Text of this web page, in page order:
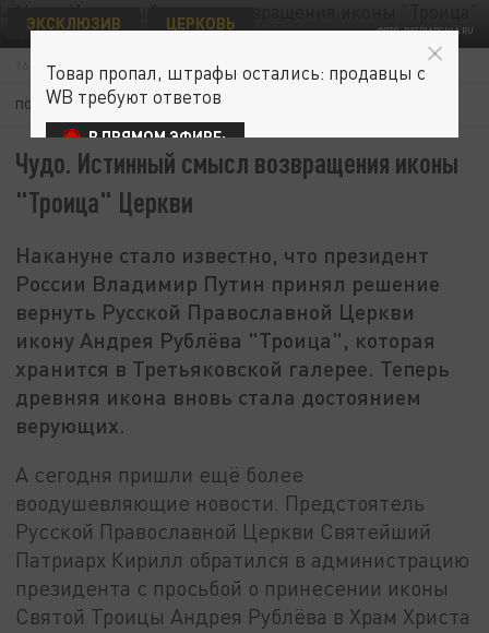
ФОТО: PATRIARCHIA.RU
ЭКСКЛЮЗИВ ЦЕРКОВЬ
16 МАЯ 19:19
ПОДПИШИТЕСЬ:
Чудо. Истинный смысл возвращения иконы
"Троица" Церкви
Накануне стало известно, что президент
России Владимир Путин принял решение
вернуть Русской Православной Церкви
икону Андрея Рублёва "Троица", которая
хранится в Третьяковской галерее. Теперь
древняя икона вновь стала достоянием
верующих.
А сегодня пришли ещё более
воодушевляющие новости. Предстоятель
Русской Православной Церкви Святейший
Патриарх Кирилл обратился в администрацию
президента с просьбой о принесении иконы
Святой Троицы Андрея Рублёва в Храм Христа
Товар пропал, штрафы остались: продавцы с
WB требуют ответов
В ПРЯМОМ ЭФИРЕ: